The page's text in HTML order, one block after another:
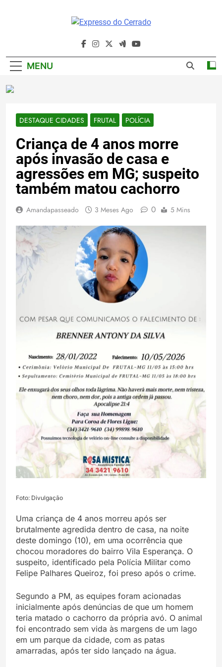
Expresso Do
Cerrado
MENU
DESTAQUE CIDADES FRUTAL POLÍCIA
Criança de 4 anos morre
após invasão de casa e
agressões em MG; suspeito
também matou cachorro
Amandapasseado 3 Meses Ago 0 5 Mins
Foto: Divulgação
Uma criança de 4 anos morreu após ser
brutalmente agredida dentro de casa, na noite
deste domingo (10), em uma ocorrência que
chocou moradores do bairro Vila Esperança. O
suspeito, identificado pela Polícia Militar como
Felipe Palhares Queiroz, foi preso após o crime.
Segundo a PM, as equipes foram acionadas
inicialmente após denúncias de que um homem
teria matado o cachorro da própria avó. O animal
foi encontrado sem vida às margens de um lago
em um parque da cidade, com as patas
amarradas, após ter sido lançado na água.